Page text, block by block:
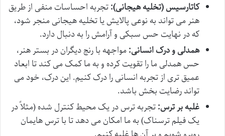
کاتارسیس (تخلیه هیجانی):تجربه احساسات منفی از طریق
هنر می تواند به نوعی پالایش یا تخلیه هیجانی منجر شود،
که در نهایت حس سبکی و آرامش را به دنبال دارد.
همدلی و درک انسانی:مواجهه با رنج دیگران در بستر هنر،
حس همدلی ما را تقویت کرده و به ما کمک می کند تا ابعاد
عمیق تری از تجربه انسانی را درک کنیم. این درک، خود می
تواند رضایت بخش باشد.
غلبه بر ترس:تجربه ترس در یک محیط کنترل شده (مثلاً در
یک فیلم ترسناک) به ما امکان می دهد تا با ترس هایمان